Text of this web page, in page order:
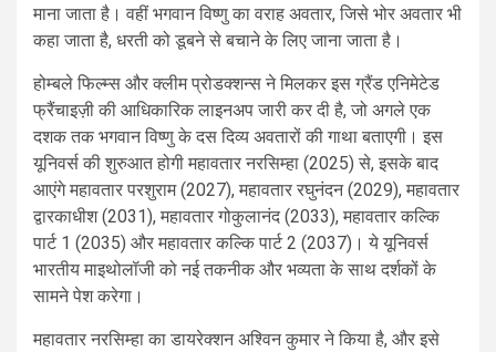
माना जाता है। वहीं भगवान विष्णु का वराह अवतार, जिसे भोर अवतार भी
कहा जाता है, धरती को डूबने से बचाने के लिए जाना जाता है।
होम्बले फिल्म्स और क्लीम प्रोडक्शन्स ने मिलकर इस ग्रैंड एनिमेटेड
फ्रैंचाइज़ी की आधिकारिक लाइनअप जारी कर दी है, जो अगले एक
दशक तक भगवान विष्णु के दस दिव्य अवतारों की गाथा बताएगी। इस
यूनिवर्स की शुरुआत होगी महावतार नरसिम्हा (2025) से, इसके बाद
आएंगे महावतार परशुराम (2027), महावतार रघुनंदन (2029), महावतार
द्वारकाधीश (2031), महावतार गोकुलानंद (2033), महावतार कल्कि
पार्ट 1 (2035) और महावतार कल्कि पार्ट 2 (2037)। ये यूनिवर्स
भारतीय माइथोलॉजी को नई तकनीक और भव्यता के साथ दर्शकों के
सामने पेश करेगा।
महावतार नरसिम्हा का डायरेक्शन अश्विन कुमार ने किया है, और इसे